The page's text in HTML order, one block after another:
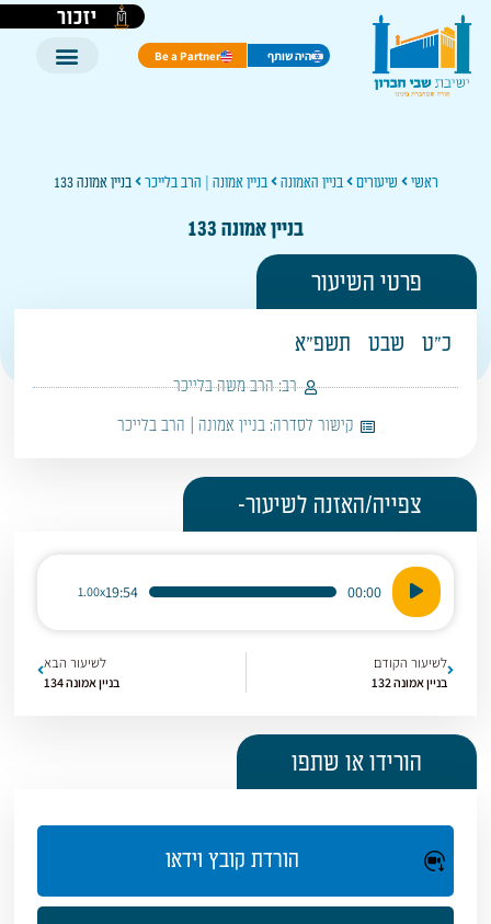
יזכור
היה שותף Be a Partner
ראשי שיעורים בניין האמונה בניין אמונה | הרב בלייכר בניין אמונה 133
בניין אמונה 133
פרטי השיעור
כ"ט שבט תשפ"א
רב: הרב משה בלייכר
קישור לסדרה: בניין אמונה | הרב בלייכר
צפייה/האזנה לשיעור-
נגן
אודיו
00:00
19:54
1.00x
לשיעור הקודם
בניין אמונה 132
לשיעור הבא
בניין אמונה 134
הורידו או שתפו
הורדת קובץ וידאו